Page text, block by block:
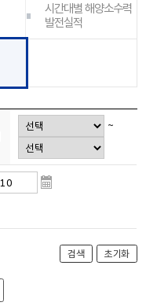
시간대별 해양소수력
발전실적
~
검색 초기화